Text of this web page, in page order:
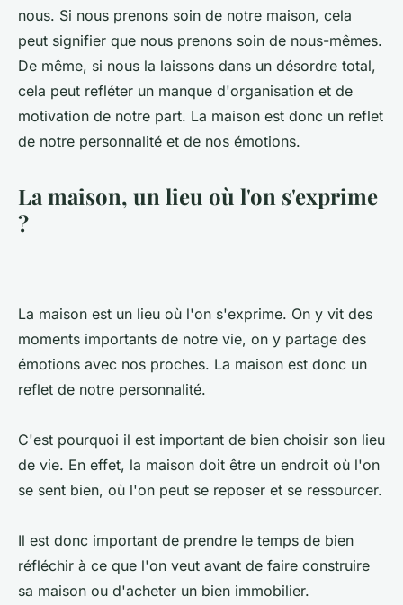
nous. Si nous prenons soin de notre maison, cela
peut signifier que nous prenons soin de nous-mêmes.
De même, si nous la laissons dans un désordre total,
cela peut refléter un manque d'organisation et de
motivation de notre part. La maison est donc un reflet
de notre personnalité et de nos émotions.
La maison, un lieu où l'on s'exprime
?
La maison est un lieu où l'on s'exprime. On y vit des
moments importants de notre vie, on y partage des
émotions avec nos proches. La maison est donc un
reflet de notre personnalité.
C'est pourquoi il est important de bien choisir son lieu
de vie. En effet, la maison doit être un endroit où l'on
se sent bien, où l'on peut se reposer et se ressourcer.
Il est donc important de prendre le temps de bien
réfléchir à ce que l'on veut avant de faire construire
sa maison ou d'acheter un bien immobilier.